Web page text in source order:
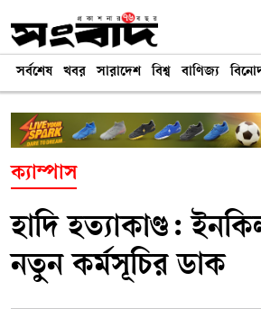
সর্বশেষ খবর সারাদেশ বিশ্ব বাণিজ্য
ক্যাম্পাস
হাদি হত্যাকাণ্ড:
নতুন কর্মসূ‌চির ডাক